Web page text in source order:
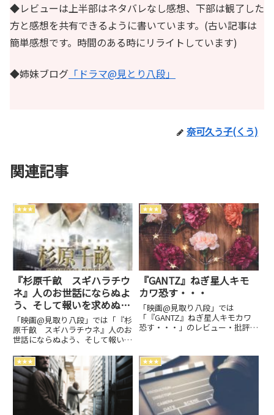
◆レビューは上半部はネタバレなし感想、下部は観了した
方と感想を共有できるように書いています。(古い記事は
簡単感想です。時間のある時にリライトしています)
◆姉妹ブログ 「ドラマ@見とり八段」
奈可久う子(くう)
関連記事
★★★
『杉原千畝 スギハラチウ
ネ』人のお世話にならぬよ
う、そして報いを求めぬよ
う
「映画@見取り八段」では「『杉
原千畝 スギハラチウネ』人のお
世話にならぬよう、そして報いを
あらすじ・キャストなどの情報を
お届けしています。劇場上映中作
品のネタバレ感想は別枠で表記。
★★★
『GANTZ』ねぎ星人キモ
カワ恐す・・・
「映画@見取り八段」では
「『GANTZ』ねぎ星人キモカワ
恐す・・・」のレビュー・批評・
品のネタバレ感想は別枠で表記。
★★★ ★★★